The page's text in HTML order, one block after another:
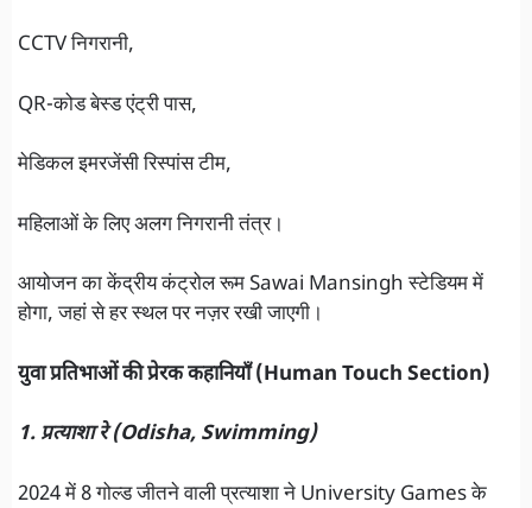
CCTV निगरानी,
QR-कोड बेस्ड एंट्री पास,
मेडिकल इमरजेंसी रिस्पांस टीम,
महिलाओं के लिए अलग निगरानी तंत्र।
आयोजन का केंद्रीय कंट्रोल रूम Sawai Mansingh स्टेडियम में
होगा, जहां से हर स्थल पर नज़र रखी जाएगी।
युवा प्रतिभाओं की प्रेरक कहानियाँ (Human Touch Section)
1. प्रत्याशा रे (Odisha, Swimming)
2024 में 8 गोल्ड जीतने वाली प्रत्याशा ने University Games के